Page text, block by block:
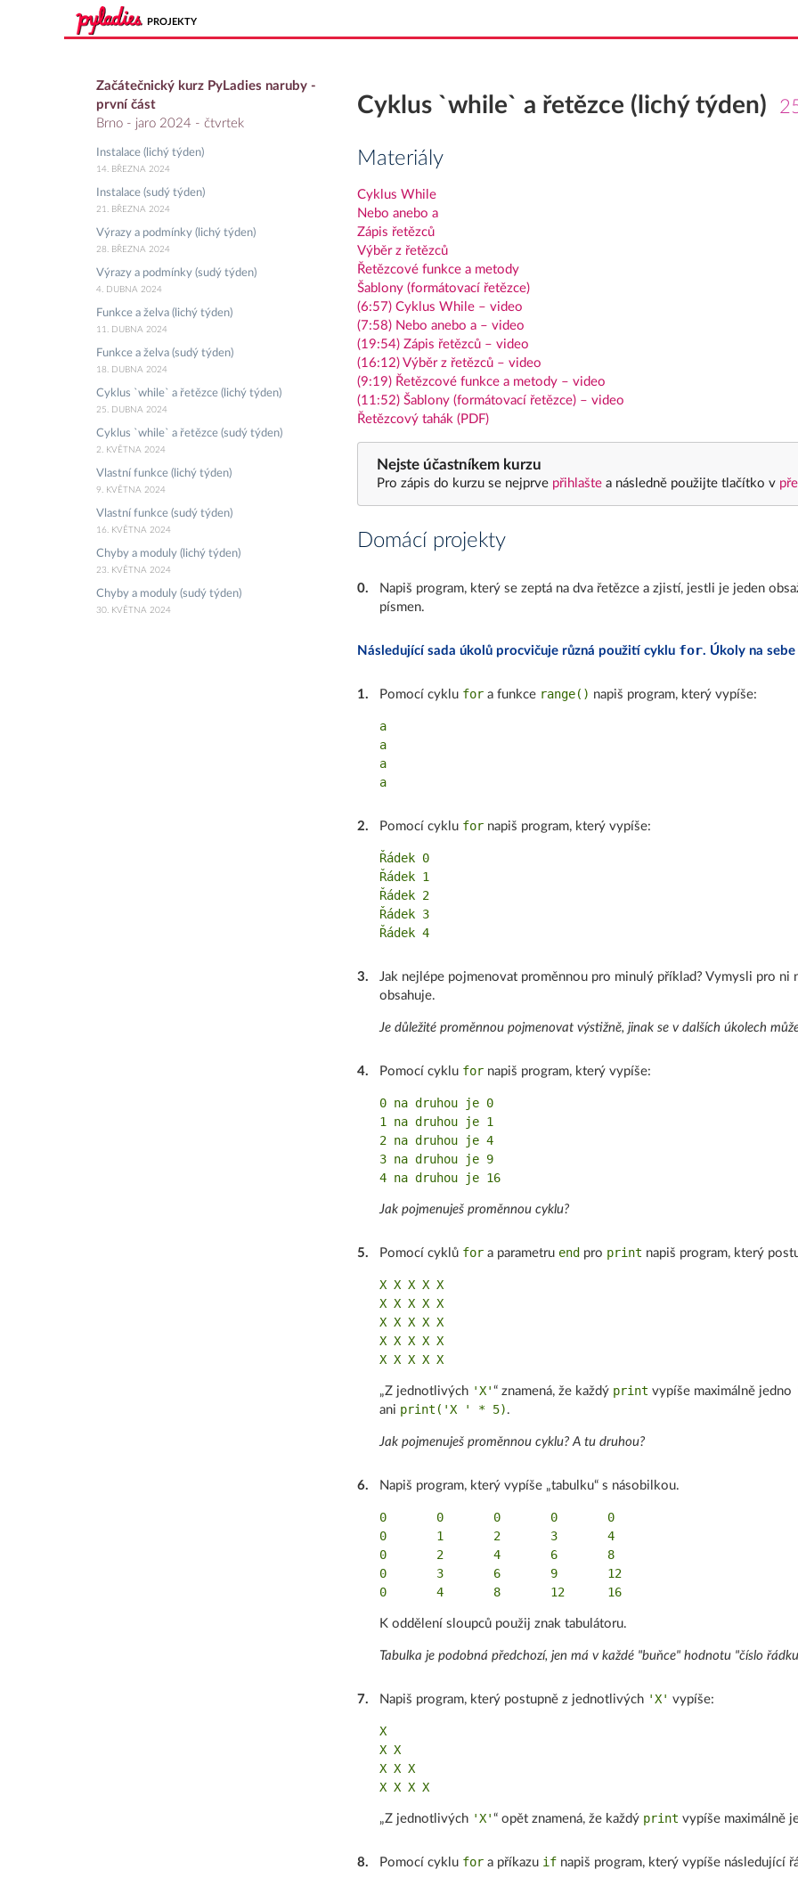
PROJEKTY
Začátečnický kurz PyLadies naruby -
první část
Brno - jaro 2024 - čtvrtek
Instalace (lichý týden)
14. BŘEZNA 2024
Instalace (sudý týden)
21. BŘEZNA 2024
Výrazy a podmínky (lichý týden)
28. BŘEZNA 2024
Výrazy a podmínky (sudý týden)
4. DUBNA 2024
Funkce a želva (lichý týden)
11. DUBNA 2024
Funkce a želva (sudý týden)
18. DUBNA 2024
Cyklus `while` a řetězce (lichý týden)
25. DUBNA 2024
Cyklus `while` a řetězce (sudý týden)
2. KVĚTNA 2024
Vlastní funkce (lichý týden)
9. KVĚTNA 2024
Vlastní funkce (sudý týden)
16. KVĚTNA 2024
Chyby a moduly (lichý týden)
23. KVĚTNA 2024
Chyby a moduly (sudý týden)
30. KVĚTNA 2024
Cyklus `while` a řetězce (lichý týden)
Materiály
Cyklus While
Nebo anebo a
Zápis řetězců
Výběr z řetězců
Řetězcové funkce a metody
Šablony (formátovací řetězce)
(6:57) Cyklus While – video
(7:58) Nebo anebo a – video
(19:54) Zápis řetězců – video
(16:12) Výběr z řetězců – video
(9:19) Řetězcové funkce a metody – video
(11:52) Šablony (formátovací řetězce) – video
Řetězcový tahák (PDF)
Nejste účastníkem kurzu
Pro zápis do kurzu se nejprve přihlašte a následně použijte tlačítko v
Domácí projekty
0.
Napiš program, který se zeptá na dva řetězce a zjistí, jestli je jeden
písmen.
Následující sada úkolů procvičuje různá použití cyklu for. Úkoly na
1. Pomocí cyklu fora funkce range() napiš program, který vypíše:
a
a
a
a
2. Pomocí cyklu fornapiš program, který vypíše:
Řádek 0
Řádek 1
Řádek 2
Řádek 3
Řádek 4
3.
Jak nejlépe pojmenovat proměnnou pro minulý příklad? Vymysli pro ni
obsahuje.
Je důležité proměnnou pojmenovat výstižně, jinak se v dalších úkolech
4. Pomocí cyklu fornapiš program, který vypíše:
0 na druhou je 0
1 na druhou je 1
2 na druhou je 4
3 na druhou je 9
4 na druhou je 16
Jak pojmenuješ proměnnou cyklu?
5. Pomocí cyklů fora parametru end pro print napiš program, který
X X X X X
X X X X X
X X X X X
X X X X X
X X X X X
„Z jednotlivých 'X' “ znamená, že každý print vypíše maximálně jedno
ani print('X ' * 5) .
Jak pojmenuješ proměnnou cyklu? A tu druhou?
6. Napiš program, který vypíše „tabulku“ s násobilkou.
0       0       0       0       0
0       1       2       3       4
0       2       4       6       8
0       3       6       9       12
0       4       8       12      16
K oddělení sloupců použij znak tabulátoru.
Tabulka je podobná předchozí, jen má v každé "buňce" hodnotu "číslo
7. Napiš program, který postupně z jednotlivých 'X' vypíše:
X
X X
X X X
X X X X
„Z jednotlivých 'X' “ opět znamená, že každý print vypíše maximálně
8. Pomocí cyklu fora příkazu ifnapiš program, který vypíše následující